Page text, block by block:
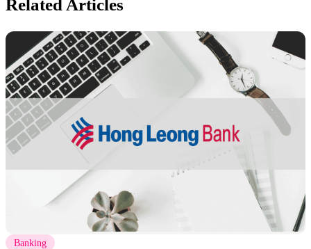
Related Articles
Banking